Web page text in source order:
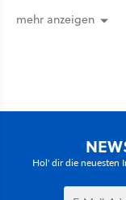
mehr anzeigen
Hol' dir die neuesten